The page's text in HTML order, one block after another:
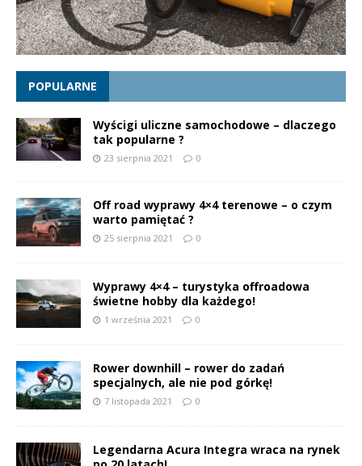
POPULARNE
Wyścigi uliczne samochodowe – dlaczego
tak popularne ?
23 sierpnia 2021 0
Off road wyprawy 4×4 terenowe – o czym
warto pamiętać ?
25 sierpnia 2021 0
Wyprawy 4×4 – turystyka offroadowa
świetne hobby dla każdego!
1 września 2021 0
Rower downhill – rower do zadań
specjalnych, ale nie pod górkę!
7 listopada 2021 0
Legendarna Acura Integra wraca na rynek